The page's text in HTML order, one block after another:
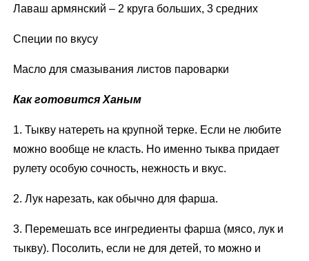
Лаваш армянский – 2 круга больших, 3 средних
Специи по вкусу
Масло для смазывания листов пароварки
Как готовится Ханым
1. Тыкву натереть на крупной терке. Если не любите
можно вообще не класть. Но именно тыква придает
рулету особую сочность, нежность и вкус.
2. Лук нарезать, как обычно для фарша.
3. Перемешать все ингредиенты фарша (мясо, лук и
тыкву). Посолить, если не для детей, то можно и